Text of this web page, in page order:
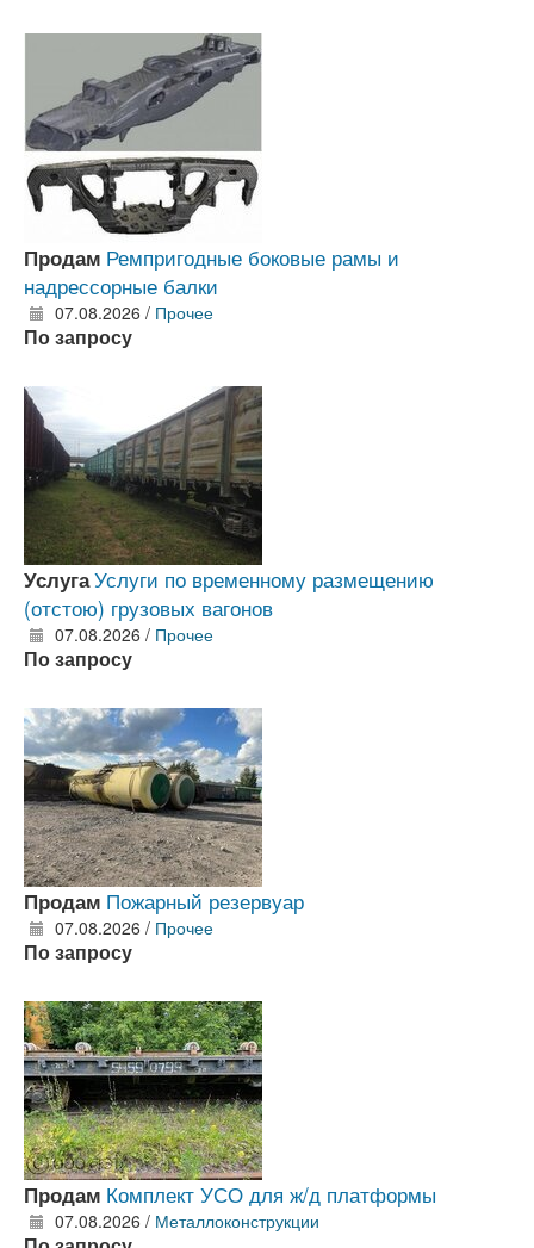
Продам Ремпригодные боковые рамы и
надрессорные балки
07.08.2026 / Прочее
По запросу
УслугаУслуги по временному размещению
(отстою) грузовых вагонов
07.08.2026 / Прочее
По запросу
Продам Пожарный резервуар
07.08.2026 / Прочее
По запросу
Продам Комплект УСО для ж/д платформы
07.08.2026 / Металлоконструкции